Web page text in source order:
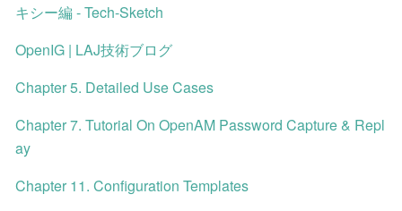
キシー編 - Tech-Sketch
OpenIG | LAJ技術ブログ
Chapter 5. Detailed Use Cases
Chapter 7. Tutorial On OpenAM Password Capture & Repl
ay
Chapter 11. Configuration Templates